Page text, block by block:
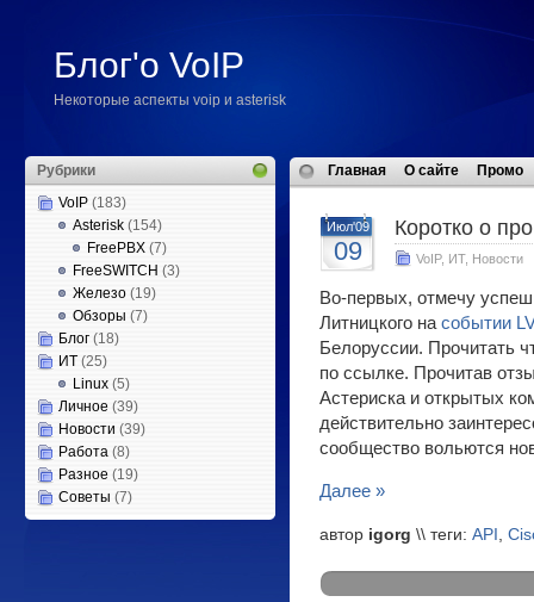
Блог'о VoIP
Некоторые аспекты voip и asterisk
Рубрики
VoIP (183)
Asterisk (154)
FreePBX (7)
FreeSWITCH (3)
Железо (19)
Обзоры (7)
Блог (18)
ИТ (25)
Linux (5)
Личное (39)
Новости (39)
Работа (8)
Разное (19)
Советы (7)
Главная О сайте Промо
Июл'09
09
Коротко о
VoIP, ИТ, Новости
Во-первых, отмечу
Литницкого на событии
Белоруссии. Прочитать
по ссылке. Прочитав
Астериска и открытых
действительно
сообщество вольются
Далее »
автор igorg \\ теги: API ,